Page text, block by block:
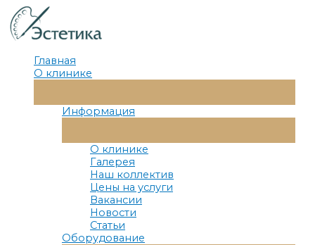
Перейти
к
содержимому
Главная
О клинике
Меню
Информация
Меню
О клинике
Галерея
Наш коллектив
Цены на услуги
Вакансии
Новости
Статьи
Оборудование